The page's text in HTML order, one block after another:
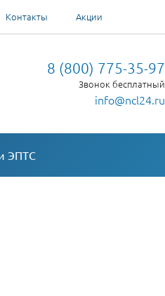
Контакты Акции
8 (800) 775-35-97
Звонок бесплатный
info@ncl24.ru
ЭПТС